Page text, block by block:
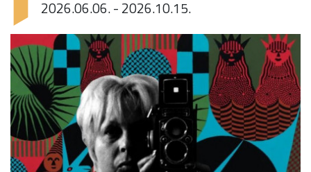
2026.06.06. - 2026.10.15.